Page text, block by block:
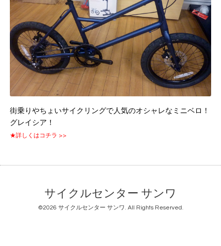
街乗りやちょいサイクリングで人気のオシャレなミニベロ！
グレイシア！
★詳しくはコチラ >>
サイクルセンター サンワ
©2026 サイクルセンター サンワ. All Rights Reserved.